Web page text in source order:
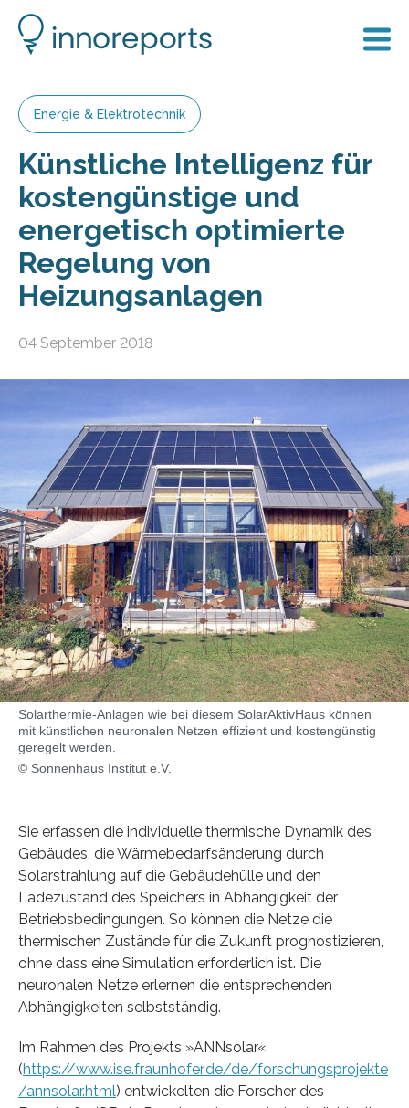
Energie & Elektrotechnik
Künstliche Intelligenz für
kostengünstige und
energetisch optimierte
Regelung von
Heizungsanlagen
04 September 2018
Solarthermie-Anlagen wie bei diesem SolarAktivHaus können
mit künstlichen neuronalen Netzen effizient und kostengünstig
geregelt werden.
© Sonnenhaus Institut e.V.
Sie erfassen die individuelle thermische Dynamik des
Gebäudes, die Wärmebedarfsänderung durch
Solarstrahlung auf die Gebäudehülle und den
Ladezustand des Speichers in Abhängigkeit der
Betriebsbedingungen. So können die Netze die
thermischen Zustände für die Zukunft prognostizieren,
ohne dass eine Simulation erforderlich ist. Die
neuronalen Netze erlernen die entsprechenden
Abhängigkeiten selbstständig.
Im Rahmen des Projekts »ANNsolar«
(https://www.ise.fraunhofer.de/de/forschungsprojekte
/annsolar.html) entwickelten die Forscher des